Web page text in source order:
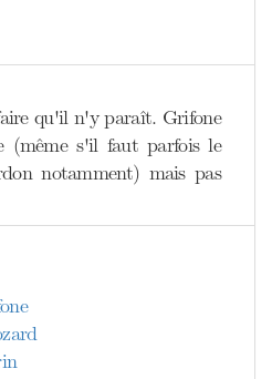
qu'il n'y paraît. Grifone
(même s'il faut parfois le
notamment) mais pas